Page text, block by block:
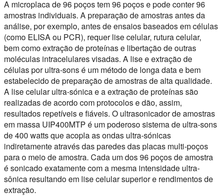
A microplaca de 96 poços tem 96 poços e pode conter 96
amostras individuais. A preparação de amostras antes da
análise, por exemplo, antes de ensaios baseados em células
(como ELISA ou PCR), requer lise celular, rutura celular,
bem como extração de proteínas e libertação de outras
moléculas intracelulares visadas. A lise e extração de
células por ultra-sons é um método de longa data e bem
estabelecido de preparação de amostras de alta qualidade.
A lise celular ultra-sónica e a extração de proteínas são
realizadas de acordo com protocolos e dão, assim,
resultados repetíveis e fiáveis. O ultrasonicador de amostras
em massa UIP400MTP é um poderoso sistema de ultra-sons
de 400 watts que acopla as ondas ultra-sónicas
indiretamente através das paredes das placas multi-poços
para o meio de amostra. Cada um dos 96 poços de amostra
é sonicado exatamente com a mesma intensidade ultra-
sônica resultando em lise celular superior e rendimentos de
extração.